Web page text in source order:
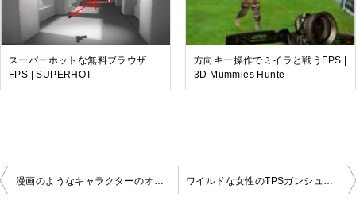
スーパーホットな無料ブラウザ
FPS | SUPERHOT
方向キー操作でミイラと戦うFPS |
3D Mummies Hunte
投
稿
漫画のようなキャラクターのオンライン対戦FPS | Cartoon Strike ワイルドな女性のTPSガンシューティング | VEGAS REVENGE